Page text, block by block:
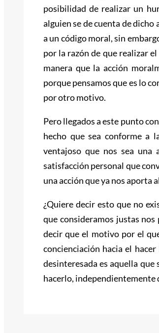
posibilidad de realizar un
alguien se de cuenta de dicho
a un código moral, sin
por la razón de que realizar
manera que la acción
porque pensamos que es lo
por otro motivo.
Pero llegados a este punto
hecho que sea conforme a
ventajoso que nos sea una
satisfacción personal que
una acción que ya nos aporta
¿Quiere decir esto que no
que consideramos justas
decir que el motivo por el
concienciación hacia el
desinteresada es aquella que
hacerlo, independientemente